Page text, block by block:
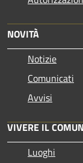
NOVITÀ
Notizie
Comunicati
Avvisi
VIVERE IL
Luoghi